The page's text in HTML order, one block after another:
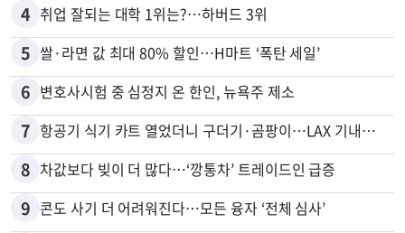
4 취업 잘되는 대학 1위는?…하버드 3위
5 쌀·라면 값 최대 80% 할인…H마트 ‘폭탄 세일’
6 변호사시험 중 심정지 온 한인, 뉴욕주 제소
7 항공기 식기 카트 열었더니 구더기·곰팡이…LAX 기내식 업체 논란
8 차값보다 빚이 더 많다…‘깡통차’ 트레이드인 급증
9 콘도 사기 더 어려워진다…모든 융자 ‘전체 심사’